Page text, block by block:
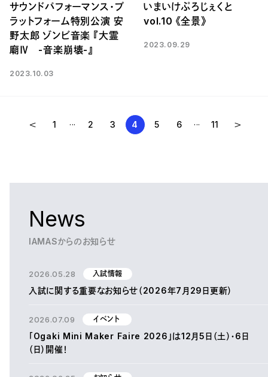
サウンドパフォーマンス・プ
ラットフォーム特別公演 安
野太郎 ゾンビ音楽 『大霊
廟Ⅳ -音楽崩壊-』
2023.10.03
いまいけぷろじぇくと
vol.10 《全景》
2023.09.29
1 ... 2 3 4 5 6 ... 11
News
IAMASからのお知らせ
2026.05.28 入試情報
入試に関する重要なお知らせ（2026年7月29日更新）
2026.07.09 イベント
「Ogaki Mini Maker Faire 2026」は12月5日（土）・6日
（日）開催！